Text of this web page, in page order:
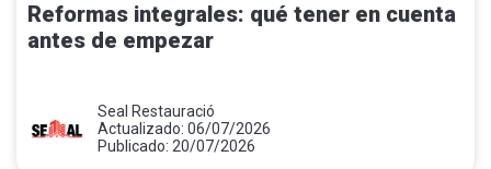
Reformas integrales: qué tener en cuenta
antes de empezar
Seal Restauració
Actualizado: 06/07/2026
Publicado: 20/07/2026